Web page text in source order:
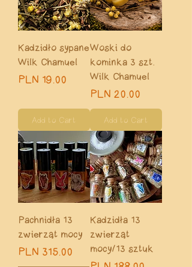
Kadzidło sypane
Wilk Chamuel
Price
PLN 19.00
Add to Cart
Woski do
kominka 3 szt.
Wilk Chamuel
Price
PLN 20.00
Add to Cart
Pachnidła 13
zwierząt mocy
Price
PLN 315.00
Kadzidła 13
zwierząt
mocy/13 sztuk